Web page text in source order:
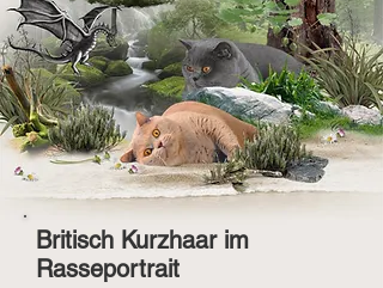
Britisch Kurzhaar im
Rasseportrait